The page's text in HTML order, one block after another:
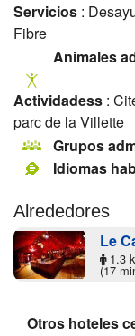
Servicios :
Fibre
Animales
Actividadess :
parc de la Villette
Grupos
Idiomas
Alrededores
Le
1.3
(17
Otros hoteles